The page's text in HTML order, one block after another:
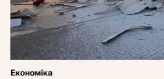
Економіка